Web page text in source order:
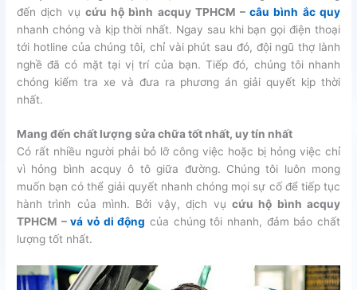
đến dịch vụ cứu hộ bình acquy TPHCM –câu bình ắc quy
nhanh chóng và kịp thời nhất. Ngay sau khi bạn gọi điện thoại
tới hotline của chúng tôi, chỉ vài phút sau đó, đội ngũ thợ lành
nghề đã có mặt tại vị trí của bạn. Tiếp đó, chúng tôi nhanh
chóng kiểm tra xe và đưa ra phương án giải quyết kịp thời
nhất.
Mang đến chất lượng sửa chữa tốt nhất, uy tín nhất
Có rất nhiều người phải bỏ lỡ công việc hoặc bị hỏng việc chỉ
vì hỏng bình acquy ô tô giữa đường. Chúng tôi luôn mong
muốn bạn có thể giải quyết nhanh chóng mọi sự cố để tiếp tục
hành trình của mình. Bởi vậy, dịch vụ cứu hộ bình acquy
TPHCM –vá vỏ di động của chúng tôi nhanh, đảm bảo chất
lượng tốt nhất.